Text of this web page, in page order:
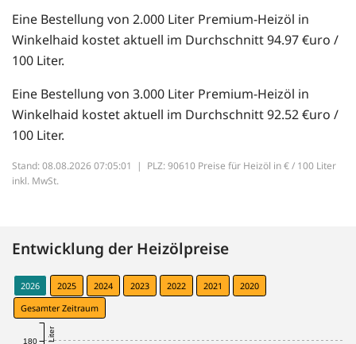
Eine Bestellung von 2.000 Liter Premium-Heizöl in
Winkelhaid kostet aktuell im Durchschnitt 94.97 €uro /
100 Liter.
Eine Bestellung von 3.000 Liter Premium-Heizöl in
Winkelhaid kostet aktuell im Durchschnitt 92.52 €uro /
100 Liter.
Stand: 08.08.2026 07:05:01 | PLZ: 90610 Preise für Heizöl in € / 100 Liter
inkl. MwSt.
Entwicklung der Heizölpreise
2026 2025 2024 2023 2022 2021
2020
Gesamter Zeitraum
180